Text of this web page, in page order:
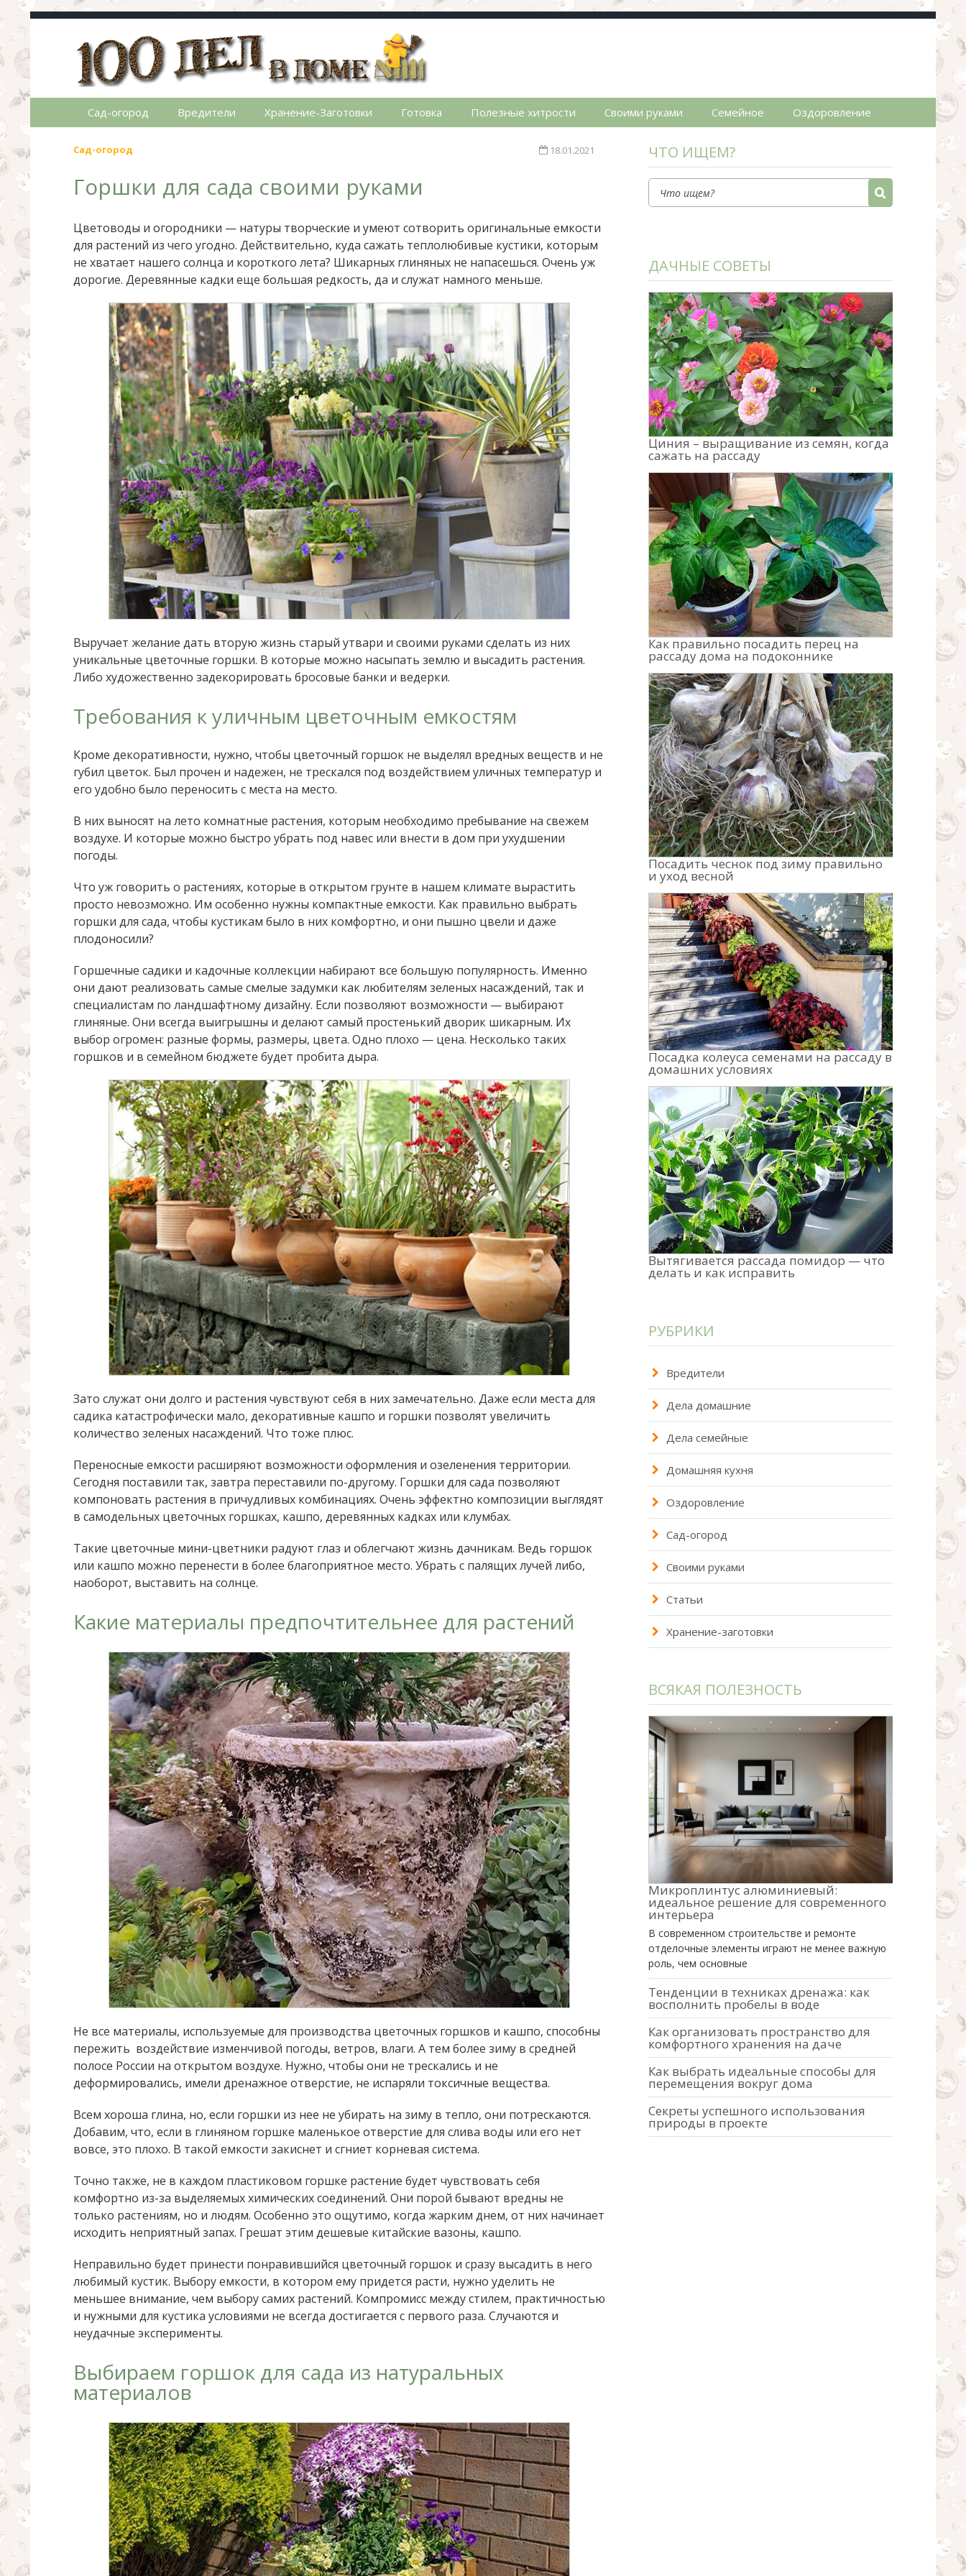
100 дел в доме
Полезные хитрости для легкой жизни в частном доме. Сад, огород, дела домашние, простые рецепты.
Сад-огород Вредители Хранение-Заготовки Готовка Полезные хитрости Своими руками Семейное Оздоровление
Сад-огород 18.01.2021
Горшки для сада своими руками
Цветоводы и огородники — натуры творческие и умеют сотворить оригинальные емкости
для растений из чего угодно. Действительно, куда сажать теплолюбивые кустики, которым
не хватает нашего солнца и короткого лета? Шикарных глиняных не напасешься. Очень уж
дорогие. Деревянные кадки еще большая редкость, да и служат намного меньше.
Выручает желание дать вторую жизнь старый утвари и своими руками сделать из них
уникальные цветочные горшки. В которые можно насыпать землю и высадить растения.
Либо художественно задекорировать бросовые банки и ведерки.
Требования к уличным цветочным емкостям
Кроме декоративности, нужно, чтобы цветочный горшок не выделял вредных веществ и не
губил цветок. Был прочен и надежен, не трескался под воздействием уличных температур и
его удобно было переносить с места на место.
В них выносят на лето комнатные растения, которым необходимо пребывание на свежем
воздухе. И которые можно быстро убрать под навес или внести в дом при ухудшении
погоды.
Что уж говорить о растениях, которые в открытом грунте в нашем климате вырастить
просто невозможно. Им особенно нужны компактные емкости. Как правильно выбрать
горшки для сада, чтобы кустикам было в них комфортно, и они пышно цвели и даже
плодоносили?
Горшечные садики и кадочные коллекции набирают все большую популярность. Именно
они дают реализовать самые смелые задумки как любителям зеленых насаждений, так и
специалистам по ландшафтному дизайну. Если позволяют возможности — выбирают
глиняные. Они всегда выигрышны и делают самый простенький дворик шикарным. Их
выбор огромен: разные формы, размеры, цвета. Одно плохо — цена. Несколько таких
горшков и в семейном бюджете будет пробита дыра.
Зато служат они долго и растения чувствуют себя в них замечательно. Даже если места для
садика катастрофически мало, декоративные кашпо и горшки позволят увеличить
количество зеленых насаждений. Что тоже плюс.
Переносные емкости расширяют возможности оформления и озеленения территории.
Сегодня поставили так, завтра переставили по-другому. Горшки для сада позволяют
компоновать растения в причудливых комбинациях. Очень эффектно композиции выглядят
в самодельных цветочных горшках, кашпо, деревянных кадках или клумбах.
Такие цветочные мини-цветники радуют глаз и облегчают жизнь дачникам. Ведь горшок
или кашпо можно перенести в более благоприятное место. Убрать с палящих лучей либо,
наоборот, выставить на солнце.
Какие материалы предпочтительнее для растений
Не все материалы, используемые для производства цветочных горшков и кашпо, способны
пережить воздействие изменчивой погоды, ветров, влаги. А тем более зиму в средней
полосе России на открытом воздухе. Нужно, чтобы они не трескались и не
деформировались, имели дренажное отверстие, не испаряли токсичные вещества.
Всем хороша глина, но, если горшки из нее не убирать на зиму в тепло, они потрескаются.
Добавим, что, если в глиняном горшке маленькое отверстие для слива воды или его нет
вовсе, это плохо. В такой емкости закиснет и сгниет корневая система.
Точно также, не в каждом пластиковом горшке растение будет чувствовать себя
комфортно из-за выделяемых химических соединений. Они порой бывают вредны не
только растениям, но и людям. Особенно это ощутимо, когда жарким днем, от них начинает
исходить неприятный запах. Грешат этим дешевые китайские вазоны, кашпо.
Неправильно будет принести понравившийся цветочный горшок и сразу высадить в него
любимый кустик. Выбору емкости, в котором ему придется расти, нужно уделить не
меньшее внимание, чем выбору самих растений. Компромисс между стилем, практичностью
и нужными для кустика условиями не всегда достигается с первого раза. Случаются и
неудачные эксперименты.
Выбираем горшок для сада из натуральных
материалов
ЧТО ИЩЕМ?
ДАЧНЫЕ СОВЕТЫ
Циния – выращивание из семян, когда
сажать на рассаду
Как правильно посадить перец на
рассаду дома на подоконнике
Посадить чеснок под зиму правильно
и уход весной
Посадка колеуса семенами на рассаду в
домашних условиях
Вытягивается рассада помидор — что
делать и как исправить
РУБРИКИ
Вредители
Дела домашние
Дела семейные
Домашняя кухня
Оздоровление
Сад-огород
Своими руками
Статьи
Хранение-заготовки
ВСЯКАЯ ПОЛЕЗНОСТЬ
Микроплинтус алюминиевый:
идеальное решение для современного
интерьера
В современном строительстве и ремонте
отделочные элементы играют не менее важную
роль, чем основные
Тенденции в техниках дренажа: как
восполнить пробелы в воде
Как организовать пространство для
комфортного хранения на даче
Как выбрать идеальные способы для
перемещения вокруг дома
Секреты успешного использования
природы в проекте